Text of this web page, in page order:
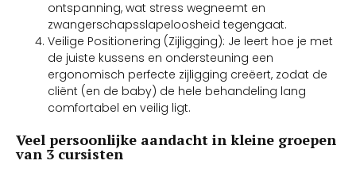
ontspanning, wat stress wegneemt en
zwangerschapsslapeloosheid tegengaat.
Veilige Positionering (Zijligging): Je leert hoe je met
de juiste kussens en ondersteuning een
ergonomisch perfecte zijligging creëert, zodat de
cliënt (en de baby) de hele behandeling lang
comfortabel en veilig ligt.
Veel persoonlijke aandacht in kleine groepen
van 3 cursisten